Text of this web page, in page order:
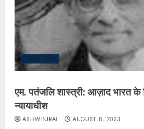
साहित्य संग्रह
एम. पतंजलि शास्त्री: आज़ाद भारत के
न्यायाधीश
ASHWINIRAI AUGUST 8, 2023